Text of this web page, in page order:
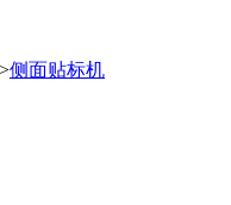
>侧面贴标机